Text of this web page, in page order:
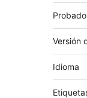
Versión
Idioma